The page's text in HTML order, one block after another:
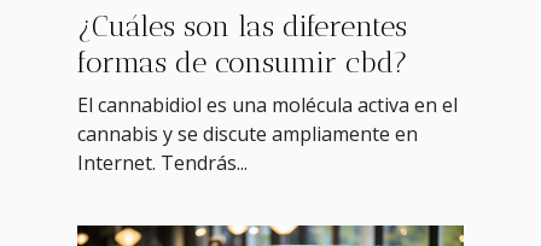
¿Cuáles son las diferentes
formas de consumir cbd?
El cannabidiol es una molécula activa en el
cannabis y se discute ampliamente en
Internet. Tendrás...